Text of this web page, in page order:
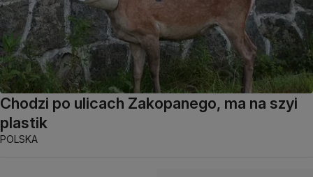
Chodzi po ulicach Zakopanego, ma na szyi
plastik
POLSKA